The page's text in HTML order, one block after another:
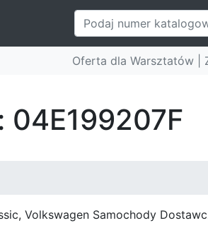
Oferta dla Warsztatów |
04E199207F
Volkswagen Samochody